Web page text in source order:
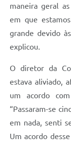
maneira geral
em que
grande devido
explicou.
O diretor da
estava aliviado,
um acordo
“Passaram-se
em nada, senti
Um acordo